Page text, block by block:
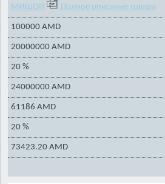
МИШОП Полное описание товара
100000 AMD
20000000 AMD
20 %
24000000 AMD
61186 AMD
20 %
73423.20 AMD